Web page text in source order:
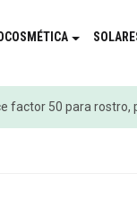
factor 50 para rostro,